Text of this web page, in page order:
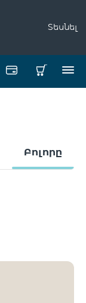
Տեսնել
Բոլորը